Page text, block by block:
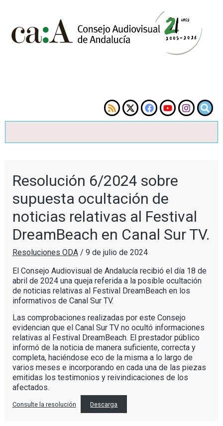
Resolución 6/2024 sobre
supuesta ocultación de
noticias relativas al Festival
DreamBeach en Canal Sur TV.
Resoluciones ODA/ 9 de julio de 2024
El Consejo Audiovisual de Andalucía recibió el día 18 de
abril de 2024 una queja referida a la posible ocultación
de noticias relativas al Festival DreamBeach en los
informativos de Canal Sur TV.
Las comprobaciones realizadas por este Consejo
evidencian que el Canal Sur TV no ocultó informaciones
relativas al Festival DreamBeach. El prestador público
informó de la noticia de manera suficiente, correcta y
completa, haciéndose eco de la misma a lo largo de
varios meses e incorporando en cada una de las piezas
emitidas los testimonios y reivindicaciones de los
afectados.
Consulte la resolución Descarga